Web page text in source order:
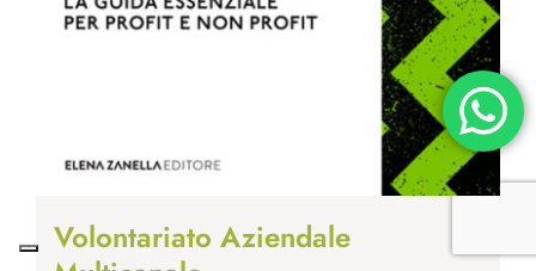
Volontariato Aziendale